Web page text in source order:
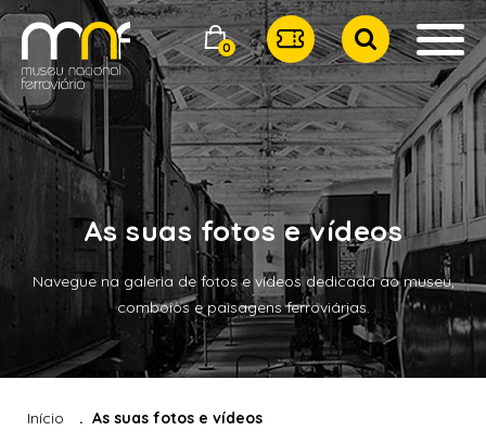
0
As suas fotos e vídeos
Navegue na galeria de fotos e vídeos dedicada ao museu,
comboios e paisagens ferroviárias.
Início As suas fotos e vídeos